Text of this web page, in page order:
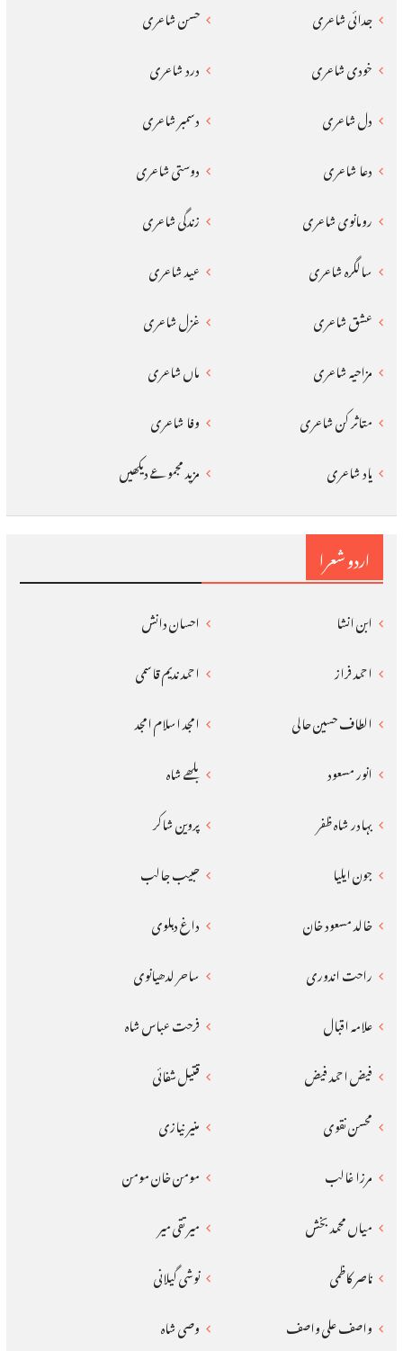
اردو شعرا
ابن انشا
احسان دانش
احمد فراز
احمد ندیم قاسمی
الطاف حسین حالی
امجد اسلام امجد
انور مسعود
بلھے شاہ
بہادر شاہ ظفر
پروین شاکر
جون ایلیا
حبیب جالب
خالد مسعود خان
داغ دہلوی
راحت اندوری
ساحر لدھیانوی
علامہ اقبال
فرحت عباس شاہ
فیض احمد فیض
قتیل شفائی
محسن نقوی
منیر نیازی
مرزا غالب
مومن خان مومن
میاں محمد بخش
میر تقی میر
ناصر کاظمی
نوشی گیلانی
واصف علی واصف
وصی شاہ
جدائی شاعری
حسن شاعری
خودی شاعری
درد شاعری
دل شاعری
دسمبر شاعری
دعا شاعری
دوستی شاعری
رومانوی شاعری
زندگی شاعری
سالگرہ شاعری
عید شاعری
عشق شاعری
غزل شاعری
مزاحیہ شاعری
ماں شاعری
متاثر کن شاعری
وفا شاعری
یاد شاعری
مزید مجموعے دیکھیں